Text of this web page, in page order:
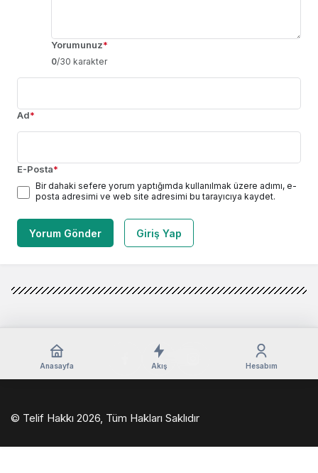
Yorumunuz*
0/30 karakter
Ad*
E-Posta*
Bir dahaki sefere yorum yaptığımda kullanılmak üzere adımı, e-
posta adresimi ve web site adresimi bu tarayıcıya kaydet.
Yorum Gönder Giriş Yap
Anasayfa Akış Hesabım
© Telif Hakkı 2026, Tüm Hakları Saklıdır